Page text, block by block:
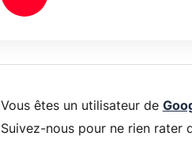
Vous êtes un utilisateur de
Suivez-nous pour ne rien rater